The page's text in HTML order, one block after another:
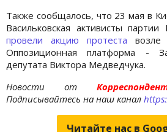
Также сообщалось, что 23 мая в
Васильковская активисты
провели акцию протеста возле
Оппозиционная платформа -
депутата Виктора Медведчука.
Новости от
Подписывайтесь на наш канал
Читайте нас в